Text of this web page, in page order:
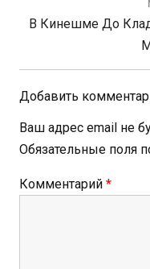
Next
В Кинешме До
Добавить
Ваш адрес email не
Обязательные поля
Комментарий *